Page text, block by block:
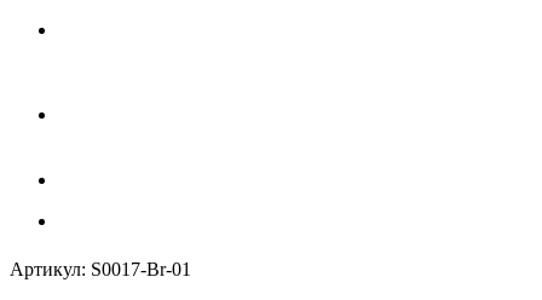
Артикул: S0017-Br-01